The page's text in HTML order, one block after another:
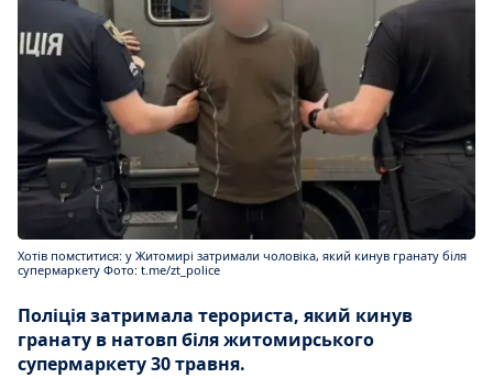
Хотів помститися: у Житомирі затримали чоловіка, який кинув гранату біля
супермаркету Фото: t.me/zt_police
Поліція затримала терориста, який кинув
гранату в натовп біля житомирського
супермаркету 30 травня.